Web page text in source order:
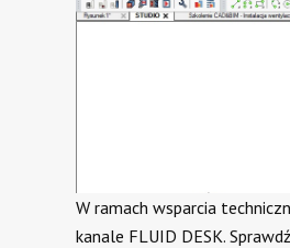
W ramach wsparcia
kanale FLUID DESK.